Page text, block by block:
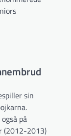
sin
på
(2012-2013)